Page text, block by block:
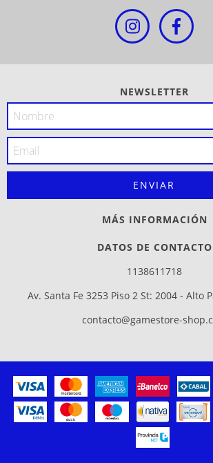
NEWSLETTER
MÁS INFORMACIÓN
DATOS DE CONTACTO
1138611718
Av. Santa Fe 3253 Piso 2 St: 2004 - Alto
contacto@gamestore-